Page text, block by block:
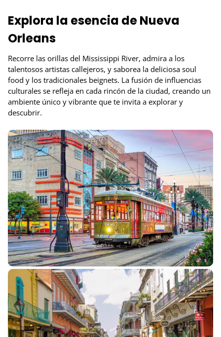
Explora la esencia de Nueva
Orleans
Recorre las orillas del Mississippi River, admira a los
talentosos artistas callejeros, y saborea la deliciosa soul
food y los tradicionales beignets. La fusión de influencias
culturales se refleja en cada rincón de la ciudad, creando un
ambiente único y vibrante que te invita a explorar y
descubrir.